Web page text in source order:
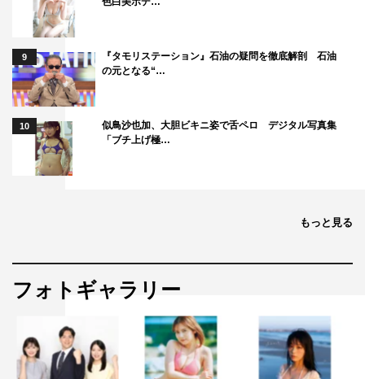
9
『タモリステーション』石油の疑問を徹底解剖 石油
の元となる“…
10
似鳥沙也加、大胆ビキニ姿で舌ペロ デジタル写真集
「ブチ上げ極…
もっと見る
フォトギャラリー